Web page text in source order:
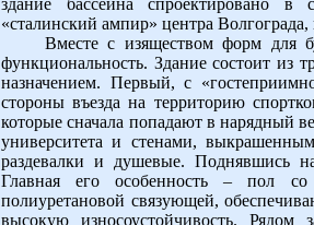
здание бассейна спроектировано в
«сталинский ампир» центра
Вместе с изяществом форм для
функциональность. Здание состоит из
назначением. Первый, с
стороны въезда на территорию
которые сначала попадают в нарядный
университета и стенами,
раздевалки и душевые. Поднявшись
Главная его особенность – пол со
полиуретановой связующей,
высокую износоустойчивость. Рядом